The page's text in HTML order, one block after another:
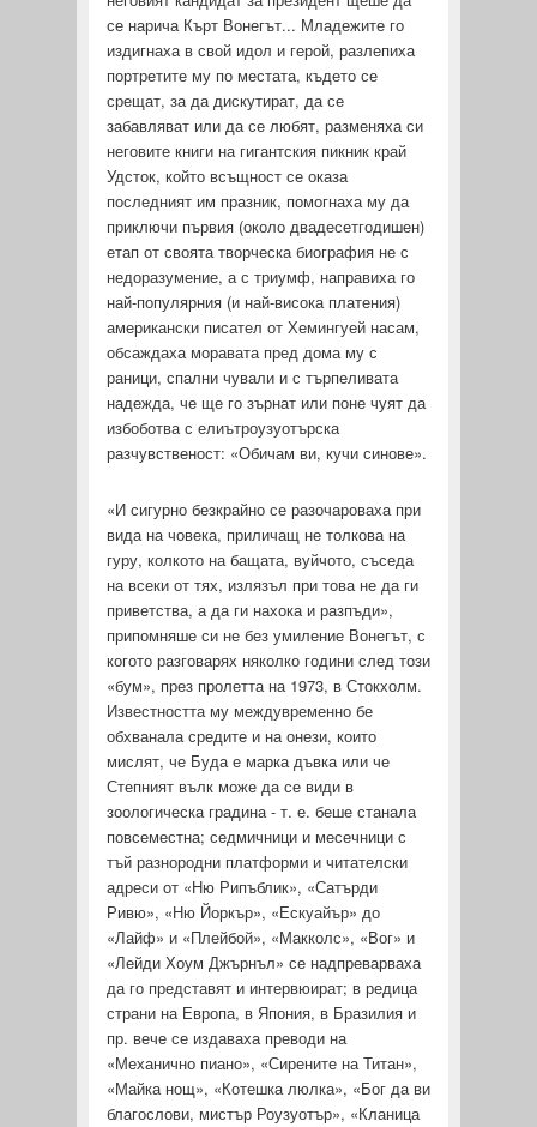
се нарича Кърт Вонегът... Младежите го
издигнаха в свой идол и герой, разлепиха
портретите му по местата, където се
срещат, за да дискутират, да се
забавляват или да се любят, разменяха си
неговите книги на гигантския пикник край
Удсток, който всъщност се оказа
последният им празник, помогнаха му да
приключи първия (около двадесет­годишен)
етап от своята творческа биография не с
недоразуме­ние, а с триумф, направиха го
най-популярния (и най-висока платения)
американски писател от Хемингуей насам,
обсаж­даха моравата пред дома му с
раници, спални чували и с тър­пеливата
надежда, че ще го зърнат или поне чуят да
избоботва с елиътроузуотърска
разчувственост: «Обичам ви, кучи синове».
«И сигурно безкрайно се разочароваха при
вида на човека, приличащ не толкова на
гуру, колкото на бащата, вуйчото, съседа
на всеки от тях, излязъл при това не да ги
приветства, а да ги нахока и разпъди»,
припомняше си не без умиление Вонегът, с
когото разговарях няколко години след този
«бум», през пролетта на 1973, в Стокхолм.
Известността му между­временно бе
обхванала средите и на онези, които
мислят, че Буда е марка дъвка или че
Степният вълк може да се види в
зоологическа градина - т. е. беше станала
повсеместна; сед­мичници и месечници с
тъй разнородни платформи и читателски
адреси от «Ню Рипъблик», «Сатърди
Ривю», «Ню Йоркър», «Ескуайър» до
«Лайф» и «Плейбой», «Макколс», «Вог» и
«Лейди Хоум Джърнъл» се надпреварваха
да го представят и интервюират; в редица
страни на Европа, в Япония, в Бра­зилия и
пр. вече се издаваха преводи на
«Механично пиано», «Сирените на Титан»,
«Майка нощ», «Котешка люлка», «Бог да ви
благослови, мистър Роузуотър», «Кланица